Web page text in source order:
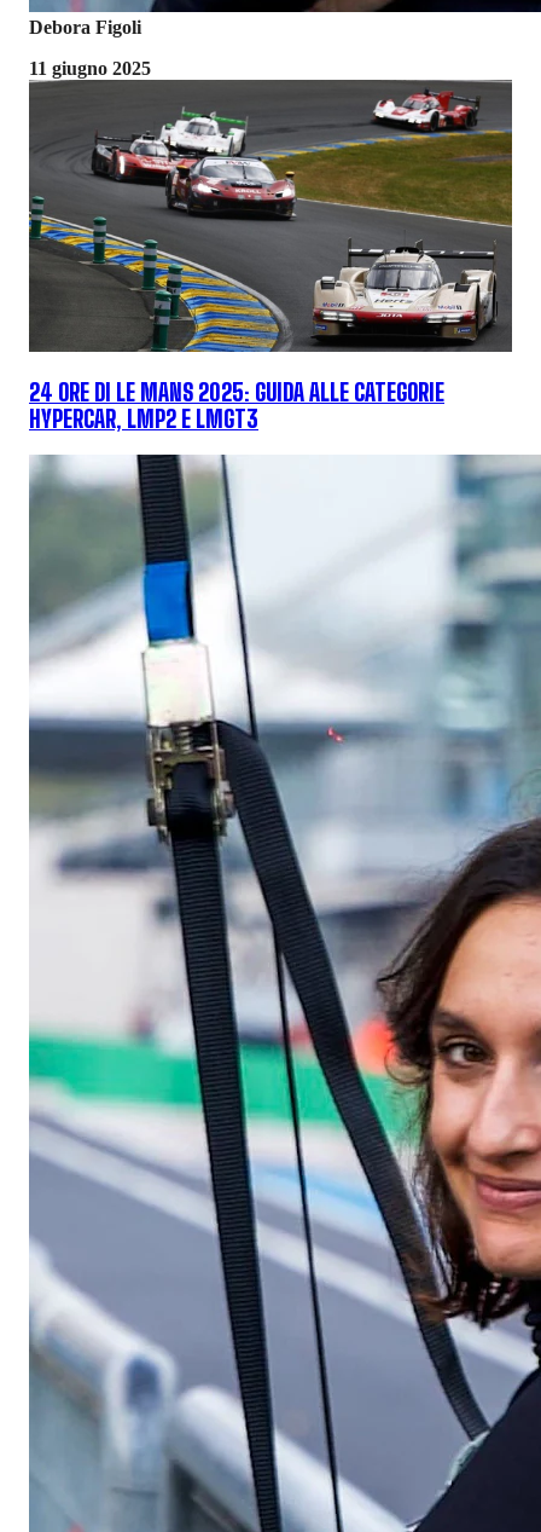
Debora Figoli
11 giugno 2025
24 ORE DI LE MANS 2025: GUIDA ALLE CATEGORIE
HYPERCAR, LMP2 E LMGT3